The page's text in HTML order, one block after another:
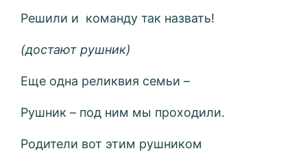
Решили и команду так назвать!
(достают рушник)
Еще одна реликвия семьи –
Рушник – под ним мы проходили.
Родители вот этим рушником